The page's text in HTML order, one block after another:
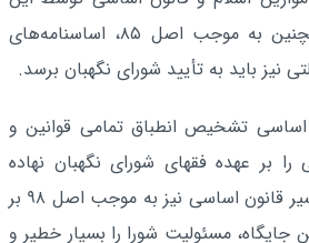
نهاد بررسی می‌شود. همچنین به موجب اصل ۸۵، اساسنامه‌های
نیز باید به تأیید شورای نگهبان برسد.
اصل ۴ قانون اساسی تشخیص انطباق تمامی قوانین و
را بر عهده فقهای شورای نگهبان نهاده
است و افزون بر این، تفسیر قانون اساسی نیز به موجب اصل ۹۸ بر
مسئولیت شورا را بسیار خطیر و